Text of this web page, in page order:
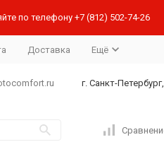
по телефону +7 (812) 502-74-26
Доставка Ещё
г. Санкт-